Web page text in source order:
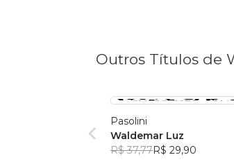
Outros Títulos de
Pasolini
Waldemar Luz
R$ 37,77R$ 29,90